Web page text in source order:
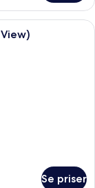
med en
Se priser